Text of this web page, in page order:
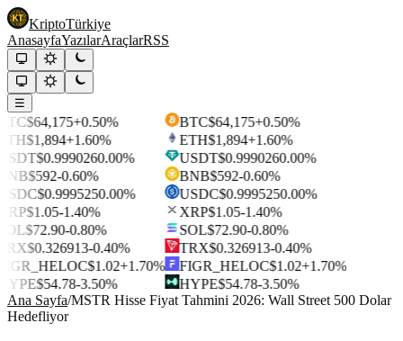
KriptoTürkiye
AnasayfaYazılarAraçlarRSS
☰
$64,175+0.50%
$1,894+1.60%
$0.9990260.00%
$592-0.60%
$0.9995250.00%
$1.05-1.40%
$72.90-0.80%
$0.326913-0.40%
$1.02+1.70%
$54.78-3.50%
BTC$64,175+0.50%
ETH$1,894+1.60%
USDT$0.9990260.00%
BNB$592-0.60%
USDC$0.9995250.00%
XRP$1.05-1.40%
SOL$72.90-0.80%
TRX$0.326913-0.40%
FIGR_HELOC$1.02+1.70%
HYPE$54.78-3.50%
Ana Sayfa/MSTR Hisse Fiyat Tahmini 2026: Wall Street 500 Dolar
Hedefliyor